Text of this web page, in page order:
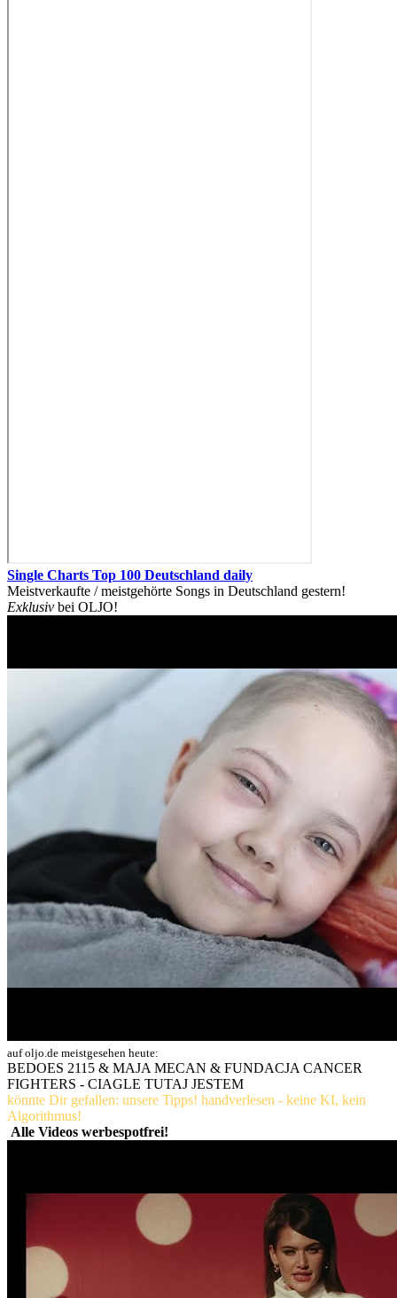
Single Charts Top 100 Deutschland daily
Meistverkaufte / meistgehörte Songs in Deutschland gestern!
Exklusiv bei OLJO!
auf oljo.de meistgesehen heute:
BEDOES 2115 & MAJA MECAN & FUNDACJA CANCER
FIGHTERS - CIAGLE TUTAJ JESTEM
könnte Dir gefallen: unsere Tipps! handverlesen - keine KI, kein
Algorithmus!
Alle Videos werbespotfrei!